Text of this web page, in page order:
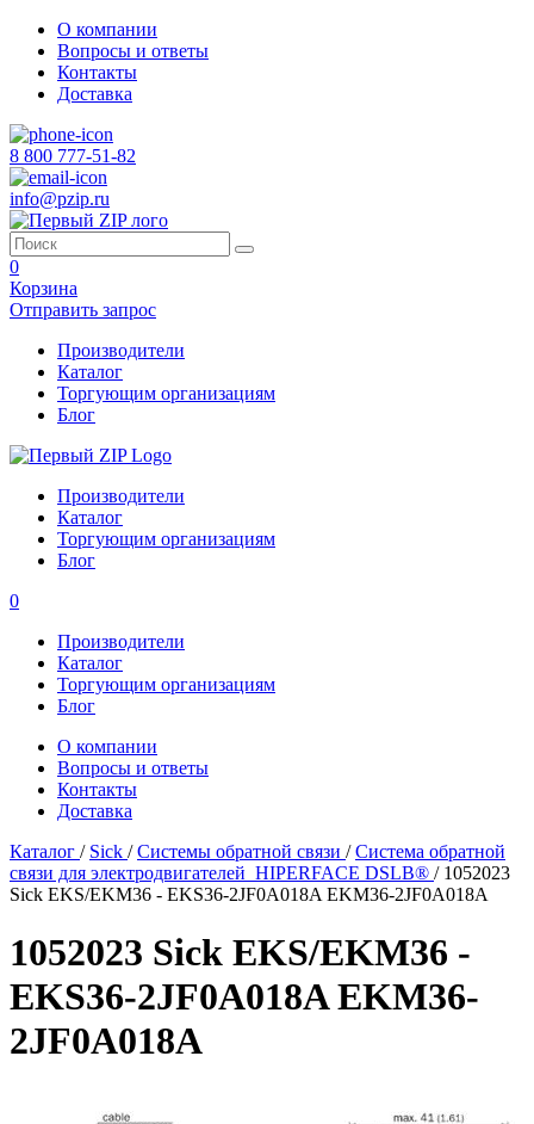
О компании
Вопросы и ответы
Контакты
Доставка
8 800 777-51-82
info@pzip.ru
0
Корзина
Отправить запрос
Производители
Каталог
Торгующим организациям
Блог
Производители
Каталог
Торгующим организациям
Блог
0
Производители
Каталог
Торгующим организациям
Блог
О компании
Вопросы и ответы
Контакты
Доставка
Каталог / Sick /Системы обратной связи /Система обратной
связи для электродвигателей HIPERFACE DSLВ® / 1052023
Sick EKS/EKM36 - EKS36-2JF0A018A EKM36-2JF0A018A
1052023 Sick EKS/EKM36 -
EKS36-2JF0A018A EKM36-
2JF0A018A